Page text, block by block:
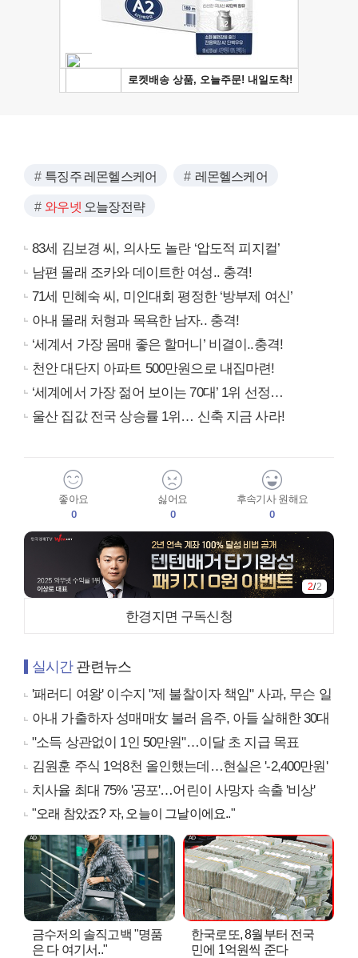
특징주 레몬헬스케어 레몬헬스케어
와우넷 오늘장전략
83세 김보경 씨, 의사도 놀란 ‘압도적 피지컬’
남편 몰래 조카와 데이트한 여성.. 충격!
71세 민혜숙 씨, 미인대회 평정한 ‘방부제 여신’
아내 몰래 처형과 목욕한 남자.. 충격!
‘세계서 가장 몸매 좋은 할머니’ 비결이..충격!
천안 대단지 아파트 500만원으로 내집마련!
‘세계에서 가장 젊어 보이는 70대’ 1위 선정…
울산 집값 전국 상승률 1위… 신축 지금 사라!
좋아요
0
싫어요
0
후속기사 원해요
0
2/2
한경지면 구독신청
실시간관련뉴스
'패러디 여왕' 이수지 "제 불찰이자 책임" 사과, 무슨 일
아내 가출하자 성매매女 불러 음주, 아들 살해한 30대
"소득 상관없이 1인 50만원"…이달 초 지급 목표
김원훈 주식 1억8천 올인했는데…현실은 '-2,400만원'
치사율 최대 75% '공포'…어린이 사망자 속출 '비상'
"오래 참았죠? 자, 오늘이 그날이에요.."
금수저의 솔직고백 "명품
은 다 여기서.."
한국로또, 8월부터 전국
민에 1억원씩 준다